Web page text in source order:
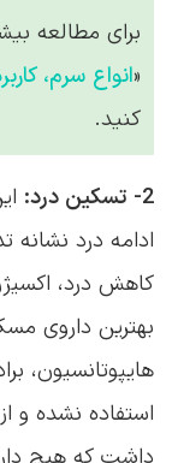
کاهش درد،
بهترین داروی
هایپوتانسیون،
استفاده نشده و
نمی شود؛ چون